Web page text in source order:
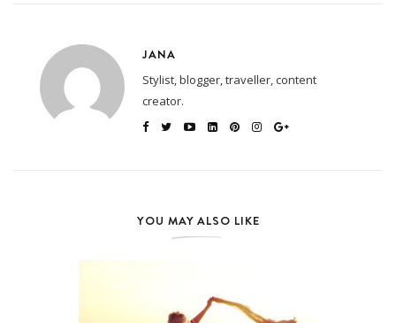
JANA
Stylist, blogger, traveller, content
creator.
YOU MAY ALSO LIKE